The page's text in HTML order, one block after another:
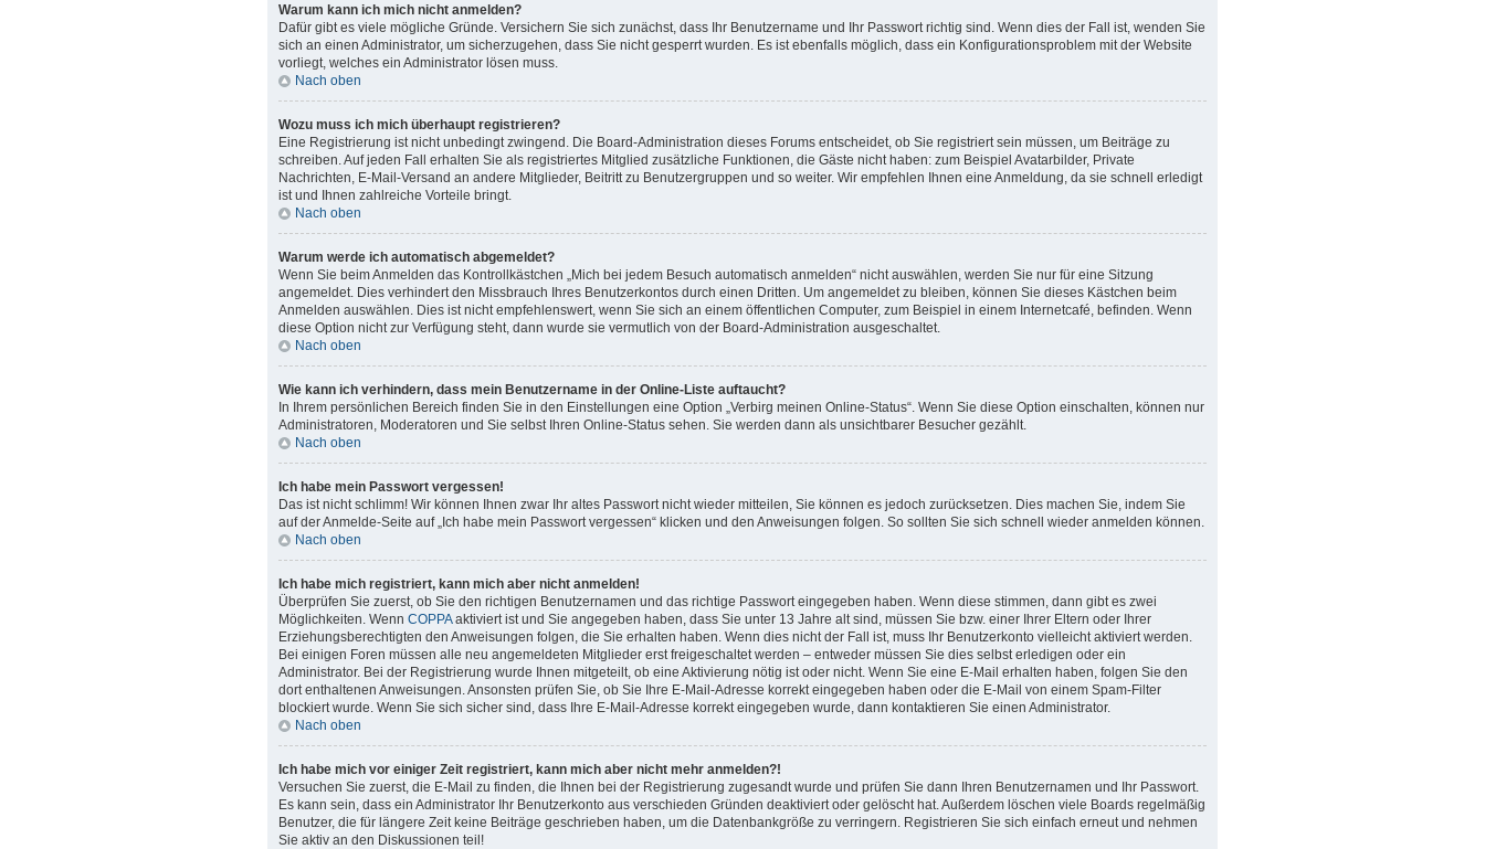
Warum kann ich mich nicht anmelden?
Dafür gibt es viele mögliche Gründe. Versichern Sie sich zunächst, dass Ihr Benutzername und Ihr Passwort richtig sind. Wenn dies der Fall ist, wenden Sie
sich an einen Administrator, um sicherzugehen, dass Sie nicht gesperrt wurden. Es ist ebenfalls möglich, dass ein Konfigurationsproblem mit der Website
vorliegt, welches ein Administrator lösen muss.
Nach oben
Wozu muss ich mich überhaupt registrieren?
Eine Registrierung ist nicht unbedingt zwingend. Die Board-Administration dieses Forums entscheidet, ob Sie registriert sein müssen, um Beiträge zu
schreiben. Auf jeden Fall erhalten Sie als registriertes Mitglied zusätzliche Funktionen, die Gäste nicht haben: zum Beispiel Avatarbilder, Private
Nachrichten, E-Mail-Versand an andere Mitglieder, Beitritt zu Benutzergruppen und so weiter. Wir empfehlen Ihnen eine Anmeldung, da sie schnell erledigt
ist und Ihnen zahlreiche Vorteile bringt.
Nach oben
Warum werde ich automatisch abgemeldet?
Wenn Sie beim Anmelden das Kontrollkästchen „Mich bei jedem Besuch automatisch anmelden“ nicht auswählen, werden Sie nur für eine Sitzung
angemeldet. Dies verhindert den Missbrauch Ihres Benutzerkontos durch einen Dritten. Um angemeldet zu bleiben, können Sie dieses Kästchen beim
Anmelden auswählen. Dies ist nicht empfehlenswert, wenn Sie sich an einem öffentlichen Computer, zum Beispiel in einem Internetcafé, befinden. Wenn
diese Option nicht zur Verfügung steht, dann wurde sie vermutlich von der Board-Administration ausgeschaltet.
Nach oben
Wie kann ich verhindern, dass mein Benutzername in der Online-Liste auftaucht?
In Ihrem persönlichen Bereich finden Sie in den Einstellungen eine Option „Verbirg meinen Online-Status“. Wenn Sie diese Option einschalten, können nur
Administratoren, Moderatoren und Sie selbst Ihren Online-Status sehen. Sie werden dann als unsichtbarer Besucher gezählt.
Nach oben
Ich habe mein Passwort vergessen!
Das ist nicht schlimm! Wir können Ihnen zwar Ihr altes Passwort nicht wieder mitteilen, Sie können es jedoch zurücksetzen. Dies machen Sie, indem Sie
auf der Anmelde-Seite auf „Ich habe mein Passwort vergessen“ klicken und den Anweisungen folgen. So sollten Sie sich schnell wieder anmelden können.
Nach oben
Ich habe mich registriert, kann mich aber nicht anmelden!
Überprüfen Sie zuerst, ob Sie den richtigen Benutzernamen und das richtige Passwort eingegeben haben. Wenn diese stimmen, dann gibt es zwei
Möglichkeiten. Wenn COPPAaktiviert ist und Sie angegeben haben, dass Sie unter 13 Jahre alt sind, müssen Sie bzw. einer Ihrer Eltern oder Ihrer
Erziehungsberechtigten den Anweisungen folgen, die Sie erhalten haben. Wenn dies nicht der Fall ist, muss Ihr Benutzerkonto vielleicht aktiviert werden.
Bei einigen Foren müssen alle neu angemeldeten Mitglieder erst freigeschaltet werden – entweder müssen Sie dies selbst erledigen oder ein
Administrator. Bei der Registrierung wurde Ihnen mitgeteilt, ob eine Aktivierung nötig ist oder nicht. Wenn Sie eine E-Mail erhalten haben, folgen Sie den
dort enthaltenen Anweisungen. Ansonsten prüfen Sie, ob Sie Ihre E-Mail-Adresse korrekt eingegeben haben oder die E-Mail von einem Spam-Filter
blockiert wurde. Wenn Sie sich sicher sind, dass Ihre E-Mail-Adresse korrekt eingegeben wurde, dann kontaktieren Sie einen Administrator.
Nach oben
Ich habe mich vor einiger Zeit registriert, kann mich aber nicht mehr anmelden?!
Versuchen Sie zuerst, die E-Mail zu finden, die Ihnen bei der Registrierung zugesandt wurde und prüfen Sie dann Ihren Benutzernamen und Ihr Passwort.
Es kann sein, dass ein Administrator Ihr Benutzerkonto aus verschieden Gründen deaktiviert oder gelöscht hat. Außerdem löschen viele Boards regelmäßig
Benutzer, die für längere Zeit keine Beiträge geschrieben haben, um die Datenbankgröße zu verringern. Registrieren Sie sich einfach erneut und nehmen
Sie aktiv an den Diskussionen teil!